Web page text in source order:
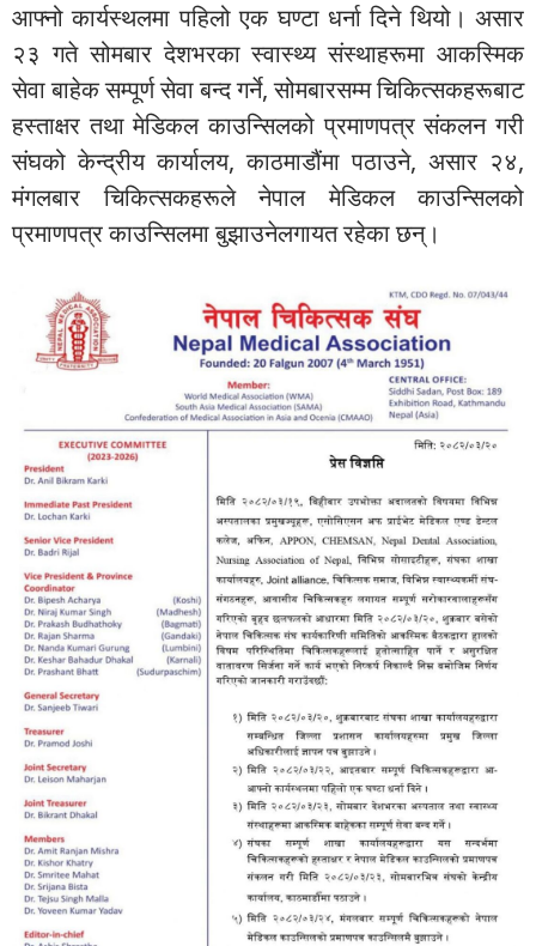
आफ्नो कार्यस्थलमा पहिलो एक घण्टा धर्ना दिने थियो। असार
२३ गते सोमबार देशभरका स्वास्थ्य संस्थाहरूमा आकस्मिक
सेवा बाहेक सम्पूर्ण सेवा बन्द गर्ने, सोमबारसम्म चिकित्सकहरूबाट
हस्ताक्षर तथा मेडिकल काउन्सिलको प्रमाणपत्र संकलन गरी
संघको केन्द्रीय कार्यालय, काठमाडौंमा पठाउने, असार २४,
मंगलबार चिकित्सकहरूले नेपाल मेडिकल काउन्सिलको
प्रमाणपत्र काउन्सिलमा बुझाउनेलगायत रहेका छन्।